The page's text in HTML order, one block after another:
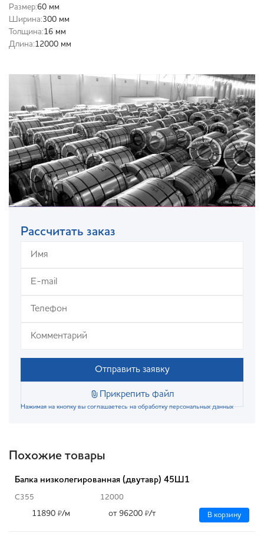
Размер:60 мм
Ширина:300 мм
Толщина:16 мм
Длина:12000 мм
Рассчитать заказ
Отправить заявку
Прикрепить файл
Нажимая на кнопку вы соглашаетесь на обработку персональных данных
Похожие товары
Балка низколегированная (двутавр) 45Ш1
С355 12000
11890 ₽/м от 96200 ₽/т В корзину